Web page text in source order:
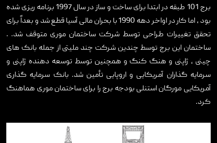
برج 101 طبقه در ابتدا برای ساخت و ساز در سال 1997 برنامه ریزی شده
بود ، اما کار در اواخر دهه 1990 با بحران مالی آسیا قطع شد و بعداً برای
تحقق تغییرات طراحی توسط شرکت ساختمان موری متوقف شد. .
ساختمان این برج توسط چندین شرکت چند ملیتی از جمله بانک های
چینی ، ژاپنی و هنگ کنگ و همچنین توسط توسعه دهنده ژاپنی و
سرمایه گذاران آمریکایی و اروپایی تأمین شد. بانک سرمایه گذاری
آمریکایی مورگان استنلی بودجه برج را برای ساختمان موری هماهنگ
کرد.